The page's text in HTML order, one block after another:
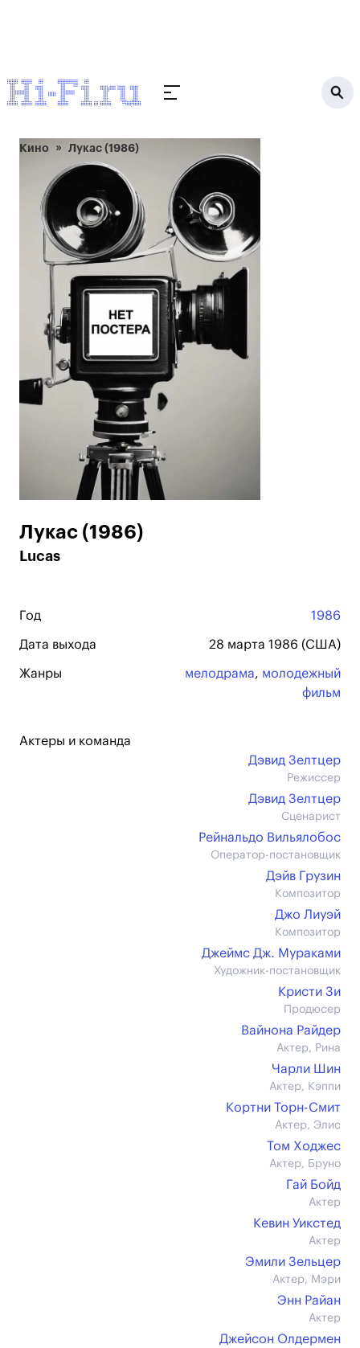
Кино Лукас (1986)
Лукас (1986)
Lucas
Год 1986
Дата выхода 28 марта 1986 (США)
Жанры мелодрама, молодежный
фильм
Актеры и команда
Дэвид Зелтцер
Режиссер
Дэвид Зелтцер
Сценарист
Рейнальдо Вильялобос
Оператор-постановщик
Дэйв Грузин
Композитор
Джо Лиуэй
Композитор
Джеймс Дж. Мураками
Художник-постановщик
Кристи Зи
Продюсер
Вайнона Райдер
Актер, Рина
Чарли Шин
Актер, Кэппи
Кортни Торн-Смит
Актер, Элис
Том Ходжес
Актер, Бруно
Гай Бойд
Актер
Кевин Уикстед
Актер
Эмили Зельцер
Актер, Мэри
Энн Райан
Актер
Джейсон Олдермен